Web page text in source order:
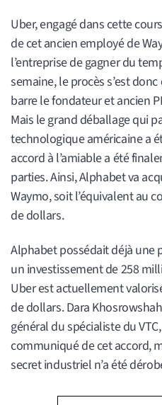
Uber, engagé dans cette
de cet ancien employé de
l’entreprise de gagner du
semaine, le procès s’est
barre le fondateur et ancien
Mais le grand déballage qui
technologique américaine a
accord à l’amiable a été
parties. Ainsi, Alphabet va
Waymo, soit l’équivalent au
de dollars.
Alphabet possédait déjà une
un investissement de 258
Uber est actuellement
de dollars. Dara
général du spécialiste du
communiqué de cet accord,
secret industriel n’a été